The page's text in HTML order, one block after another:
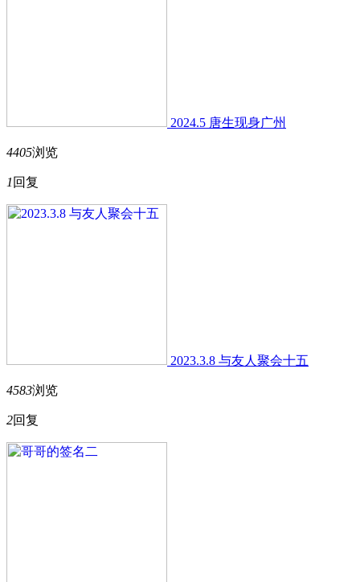
2024.5 唐生现身广州
4405浏览
1 回复
2023.3.8 与友人聚会十五
4583浏览
2回复